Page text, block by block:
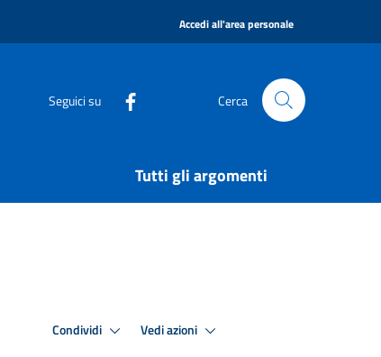
Accedi all'area personale
Seguici su Cerca
Tutti gli argomenti
Condividi Vedi azioni